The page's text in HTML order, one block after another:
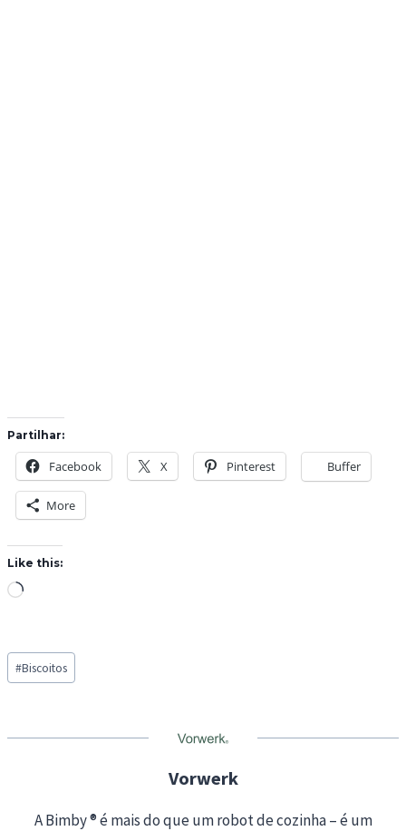
Partilhar:
Facebook X Pinterest Buffer
More
Like this:
L
d
i
g
Post
Tags:
#Biscoitos
Vorwerk
A Bimby ® é mais do que um robot de cozinha – é um